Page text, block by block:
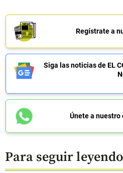
Regístrate a
Siga las noticias de EL
Únete a nuestro
Para seguir leyendo